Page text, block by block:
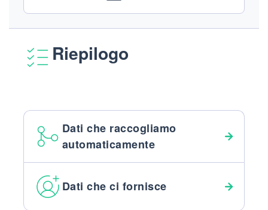
Riepilogo
Dati che raccogliamo
automaticamente
Dati che ci fornisce